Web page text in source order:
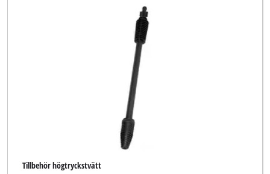
Tillbehör högtryckstvätt